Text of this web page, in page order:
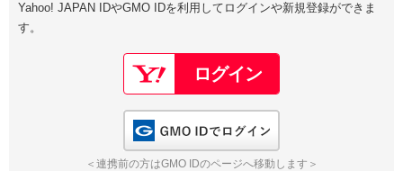
Google
GMO ID Amazon
※AmazonはValue Domain Oneのログイン画面へ遷移します
Value Domain Oneアカウント作成
以下でも登録可能
Google Yahoo!
GMO ID
Yahoo! JAPAN IDやGMO IDを利用してログインや新規登録ができま
す。
＜連携前の方はGMO IDのページへ移動します＞